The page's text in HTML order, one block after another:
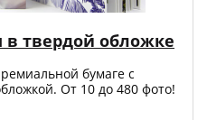
твердой обложке
бумаге с
От 10 до 480 фото!